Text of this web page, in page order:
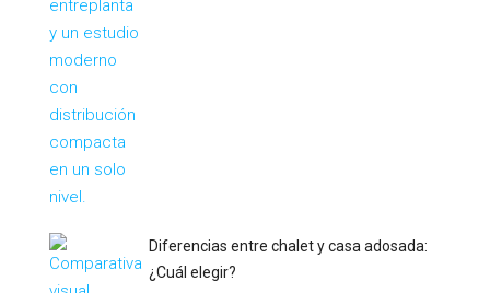
Diferencias entre chalet y casa adosada:
¿Cuál elegir?